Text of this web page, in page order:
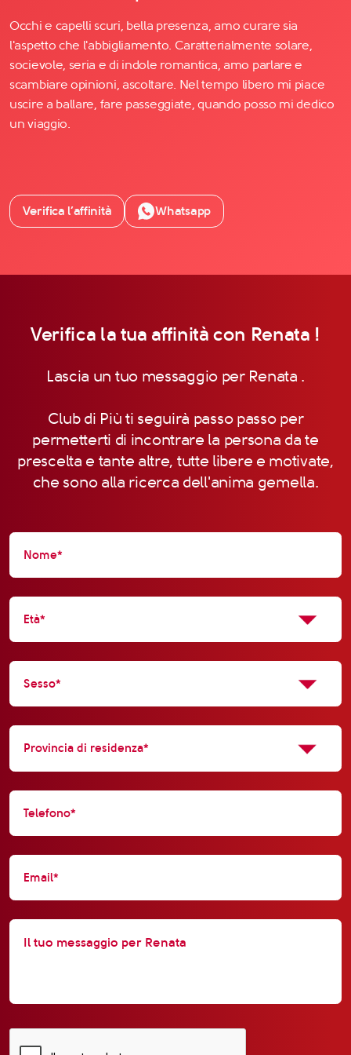
Occhi e capelli scuri, bella presenza, amo curare sia
l'aspetto che l'abbigliamento. Caratterialmente solare,
socievole, seria e di indole romantica, amo parlare e
scambiare opinioni, ascoltare. Nel tempo libero mi piace
uscire a ballare, fare passeggiate, quando posso mi dedico
un viaggio.
Verifica l’affinità Whatsapp
Verifica la tua affinità con Renata !
Lascia un tuo messaggio per Renata .
Club di Più ti seguirà passo passo per
permetterti di incontrare la persona da te
prescelta e tante altre, tutte libere e motivate,
che sono alla ricerca dell'anima gemella.